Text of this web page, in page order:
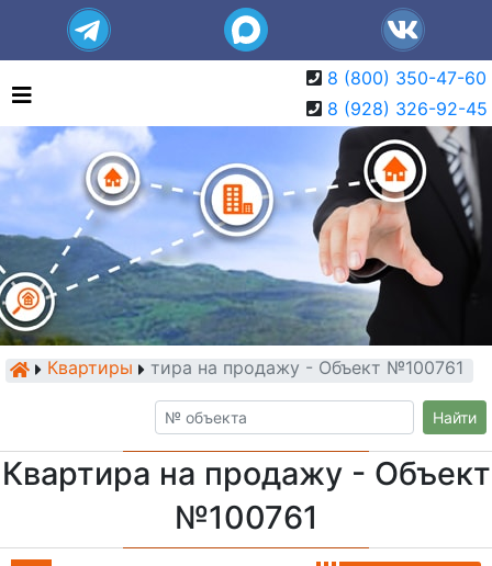
8 (800) 350-47-60
8 (928) 326-92-45
КвартирыКвартира на продажу - Объект №100761
Найти
Квартира на продажу - Объект
№100761